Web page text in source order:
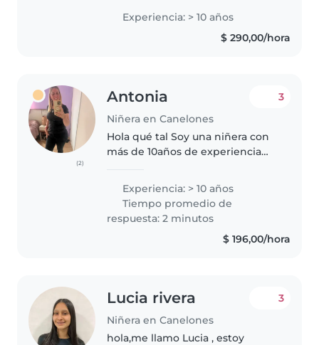
divertida, juego con ellos. Soy
honesta puedo ayudar con
algunas tareas en la casa. Si me
Experiencia: > 10 años
$ 290,00/hora
(2)
Antonia
Niñera en Canelones
3
Hola qué tal Soy una niñera con
más de 10años de experiencia
edades, desde bebés hasta
escolares. Soy una persona
responsable, divertida y
amigable, y me..
Experiencia: > 10 años
Tiempo promedio de
respuesta: 2 minutos
$ 196,00/hora
Lucia rivera
Niñera en Canelones
3
hola,me llamo Lucia , estoy